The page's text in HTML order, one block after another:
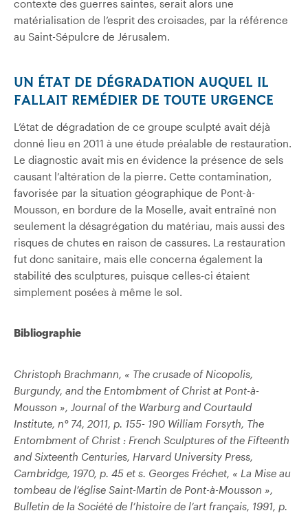
contexte des guerres saintes, serait alors une
matérialisation de l’esprit des croisades, par la référence
au Saint-Sépulcre de Jérusalem.
UN ÉTAT DE DÉGRADATION AUQUEL IL
FALLAIT REMÉDIER DE TOUTE URGENCE
L’état de dégradation de ce groupe sculpté avait déjà
donné lieu en 2011 à une étude préalable de restauration.
Le diagnostic avait mis en évidence la présence de sels
causant l’altération de la pierre. Cette contamination,
favorisée par la situation géographique de Pont-à-
Mousson, en bordure de la Moselle, avait entraîné non
seulement la désagrégation du matériau, mais aussi des
risques de chutes en raison de cassures. La restauration
fut donc sanitaire, mais elle concerna également la
stabilité des sculptures, puisque celles-ci étaient
simplement posées à même le sol.
Bibliographie
Christoph Brachmann, « The crusade of Nicopolis,
Burgundy, and the Entombment of Christ at Pont-à-
Mousson », Journal of the Warburg and Courtauld
Institute, n° 74, 2011, p. 155- 190 William Forsyth, The
Entombment of Christ : French Sculptures of the Fifteenth
and Sixteenth Centuries, Harvard University Press,
Cambridge, 1970, p. 45 et s. Georges Fréchet, « La Mise au
tombeau de l’église Saint-Martin de Pont-à-Mousson »,
Bulletin de la Société de l’histoire de l’art français, 1991, p.